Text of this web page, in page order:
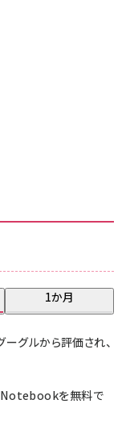
1か月
グルから評価され、
Notebookを無料で